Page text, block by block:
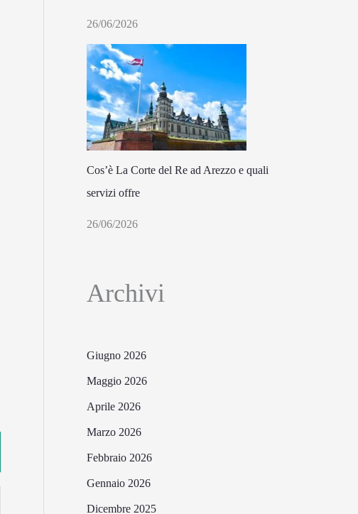
26/06/2026
Cos’è La Corte del Re ad Arezzo e quali
servizi offre
26/06/2026
Archivi
Giugno 2026
Maggio 2026
Aprile 2026
Marzo 2026
Febbraio 2026
Gennaio 2026
Dicembre 2025